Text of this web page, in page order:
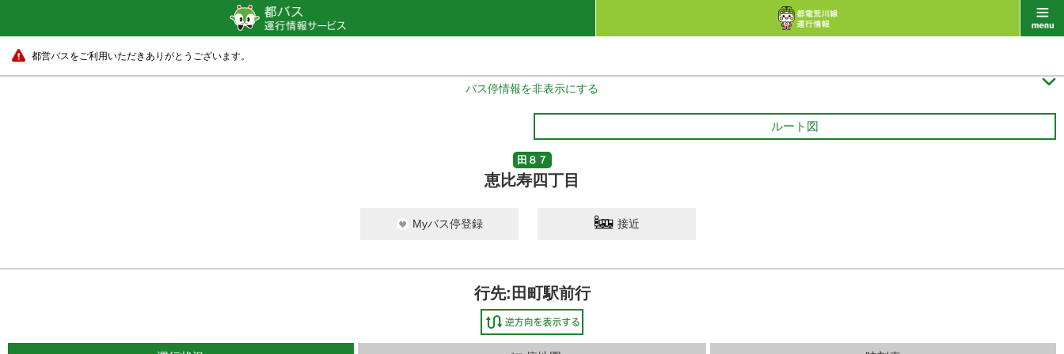
都営バスをご利用いただきありがとうございます。
バス停情報を非表示にする 
ルート図
田８７
恵比寿四丁目
Myバス停登録 接近
行先:田町駅前行